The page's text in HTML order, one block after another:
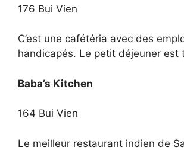
176 Bui Vien
C’est une cafétéria avec des
handicapés. Le petit déjeuner est
Baba’s Kitchen
164 Bui Vien
Le meilleur restaurant indien de